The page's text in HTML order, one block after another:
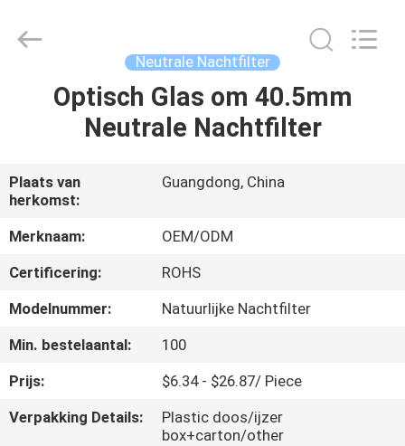
HUIS
ONGEVEER
ONS
FABRIEKSREIS
KWALITEITSCONTROLE
CONTACTEER
Shadow
Technology
Neutrale Nachtfilter
Optisch Glas om 40.5mm
Neutrale Nachtfilter
Plaats van
herkomst:
Guangdong, China
Merknaam:
OEM/ODM
Certificering:
ROHS
Modelnummer:
Natuurlijke Nachtfilter
Min. bestelaantal:
100
Prijs:
$6.34 - $26.87/ Piece
Verpakking Details:
Plastic doos/ijzer
box+carton/other